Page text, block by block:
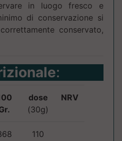
in luogo fresco e
di conservazione si
conservato,
:
dose
(30g)
NRV
110